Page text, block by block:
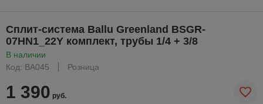
Сплит-система Ballu Greenland BSGR-
07HN1_22Y комплект, трубы 1/4 + 3/8
В наличии
Код: BA045
Розница
1 390 руб.